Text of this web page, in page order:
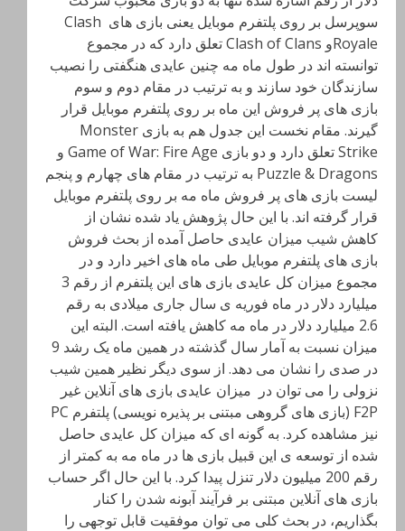
سوپرسل بر روی پلتفرم موبایل یعنی بازی های Clash
Royaleو Clash of Clans تعلق دارد که در مجموع
توانسته اند در طول ماه مه چنین عایدی هنگفتی را نصیب
سازندگان خود سازند و به ترتیب در مقام دوم و سوم
بازی های پر فروش این ماه بر روی پلتفرم موبایل قرار
گیرند. مقام نخست این جدول هم به بازی Monster
Strike تعلق دارد و دو بازی Game of War: Fire Age و
Puzzle & Dragons به ترتیب در مقام های چهارم و پنجم
لیست بازی های پر فروش ماه مه بر روی پلتفرم موبایل
قرار گرفته اند. با این حال پژوهش یاد شده نشان از
کاهش شیب میزان عایدی حاصل آمده از بحث فروش
بازی های پلتفرم موبایل طی ماه های اخیر دارد و در
مجموع میزان کل عایدی بازی های این پلتفرم از رقم 3
میلیارد دلار در ماه فوریه ی سال جاری میلادی به رقم
2.6 میلیارد دلار در ماه مه کاهش یافته است. البته این
میزان نسبت به آمار سال گذشته در همین ماه یک رشد 9
در صدی را نشان می دهد. از سوی دیگر نظیر همین شیب
نزولی را می توان در میزان عایدی بازی های آنلاین غیر
F2P (بازی های گروهی مبتنی بر پذیره نویسی) پلتفرم PC
نیز مشاهده کرد. به گونه ای که میزان کل عایدی حاصل
شده از توسعه ی این قبیل بازی ها در ماه مه به کمتر از
رقم 200 میلیون دلار تنزل پیدا کرد. با این حال اگر حساب
بازی های آنلاین مبتنی بر فرآیند آبونه شدن را کنار
بگذاریم، در بحث کلی می توان موفقیت قابل توجهی را